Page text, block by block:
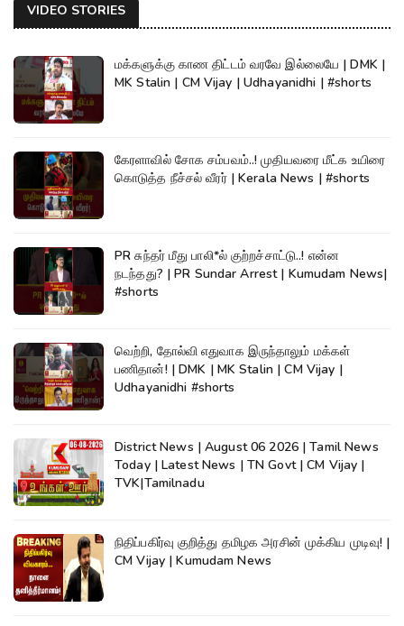
VIDEO STORIES
மக்களுக்கு காண திட்டம் வரவே இல்லையே | DMK |
MK Stalin | CM Vijay | Udhayanidhi | #shorts
கேரளாவில் சோக சம்பவம்..! முதியவரை மீட்க உயிரை
கொடுத்த நீச்சல் வீரர் | Kerala News | #shorts
PR சுந்தர் மீது பாலி*ல் குற்றச்சாட்டு..! என்ன
நடந்தது? | PR Sundar Arrest | Kumudam News|
#shorts
வெற்றி, தோல்வி எதுவாக இருந்தாலும் மக்கள்
பணிதான்! | DMK | MK Stalin | CM Vijay |
Udhayanidhi #shorts
District News | August 06 2026 | Tamil News
Today | Latest News | TN Govt | CM Vijay |
TVK|Tamilnadu
நிதிப்பகிர்வு குறித்து தமிழக அரசின் முக்கிய முடிவு! |
CM Vijay | Kumudam News